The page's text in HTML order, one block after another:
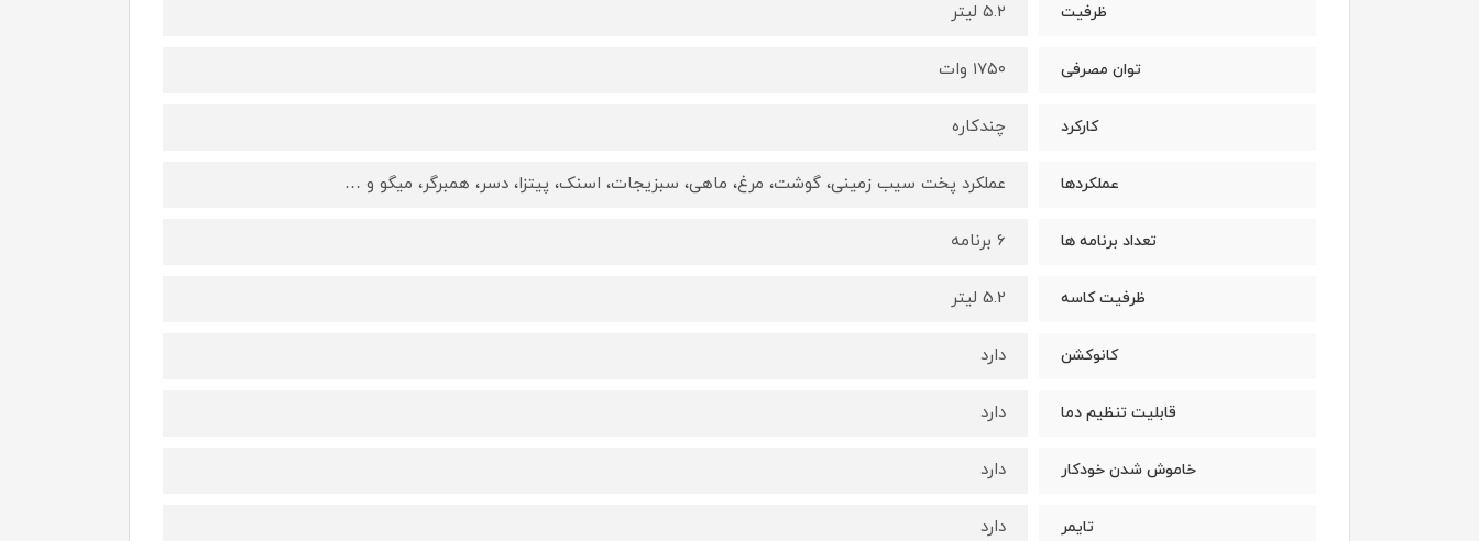
ظرفیت ۵.۲ لیتر
توان مصرفی ۱۷۵۰ وات
کارکرد چندکاره
عملکردها عملکرد پخت سیب زمینی، گوشت، مرغ، ماهی، سبزیجات، اسنک، پیتزا، دسر، همبرگر، میگو و …
تعداد برنامه ها 6 برنامه
ظرفیت کاسه 5.2 لیتر
کانوکشن دارد
قابلیت تنظیم دما دارد
خاموش شدن خودکار دارد
تایمر دارد